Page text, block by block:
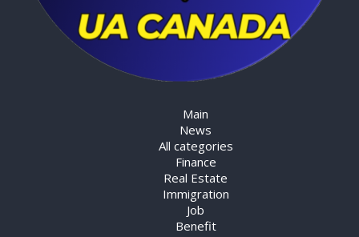
Main
News
All categories
Finance
Real Estate
Immigration
Job
Benefit